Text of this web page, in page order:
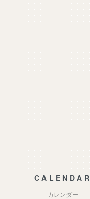
CALENDAR
カレンダー